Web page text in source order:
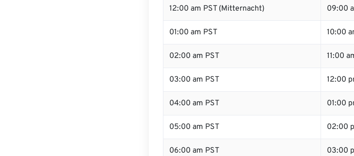
12:00 am PST (Mitternacht) 09:00
01:00 am PST 10:00
02:00 am PST 11:00
03:00 am PST 12:00
04:00 am PST 01:00
05:00 am PST 02:00
06:00 am PST 03:00